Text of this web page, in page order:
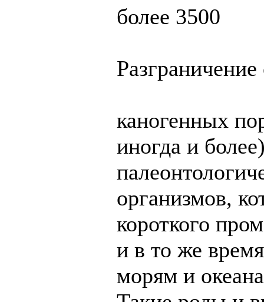
более 3500
каногенных
иногда и
организмов,
короткого
и в то же
морям и